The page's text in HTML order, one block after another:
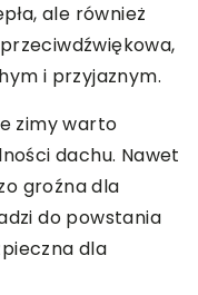
ale również
i przyjaznym.
zimy warto
dachu. Nawet
groźna dla
do powstania
dla